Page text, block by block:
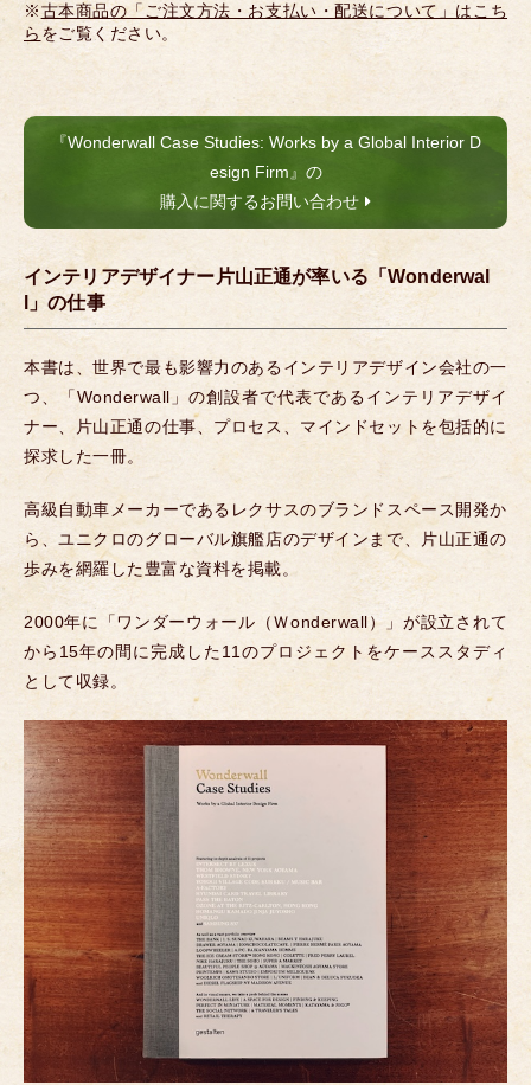
※古本商品の「ご注文方法・お支払い・配送について」はこち
ら をご覧ください。
『Wonderwall Case Studies: Works by a Global Interior D
esign Firm』の
購入に関するお問い合わせ
インテリアデザイナー片山正通が率いる「Wonderwal
l」の仕事
本書は、世界で最も影響力のあるインテリアデザイン会社の一
つ、「Wonderwall」の創設者で代表であるインテリアデザイ
ナー、片山正通の仕事、プロセス、マインドセットを包括的に
探求した一冊。
高級自動車メーカーであるレクサスのブランドスペース開発か
ら、ユニクロのグローバル旗艦店のデザインまで、片山正通の
歩みを網羅した豊富な資料を掲載。
2000年に「ワンダーウォール（Ｗonderwall）」が設立されて
から15年の間に完成した11のプロジェクトをケーススタディ
として収録。